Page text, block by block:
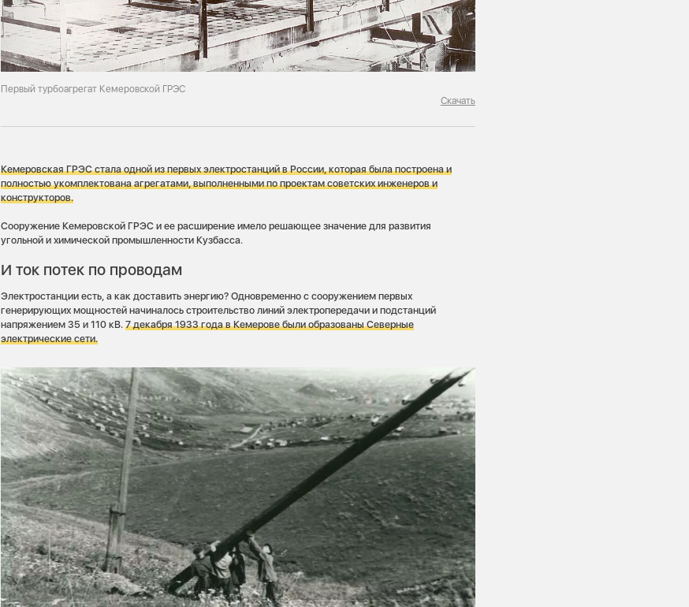
Первый турбоагрегат Кемеровской ГРЭС
Скачать
Кемеровская ГРЭС стала одной из первых электростанций в России, которая была построена и
полностью укомплектована агрегатами, выполненными по проектам советских инженеров и
конструкторов.
Сооружение Кемеровской ГРЭС и ее расширение имело решающее значение для развития
угольной и химической промышленности Кузбасса.
И ток потек по проводам
Электростанции есть, а как доставить энергию? Одновременно с сооружением первых
генерирующих мощностей начиналось строительство линий электропередачи и подстанций
напряжением 35 и 110 кВ.7 декабря 1933 года в Кемерове были образованы Северные
электрические сети.